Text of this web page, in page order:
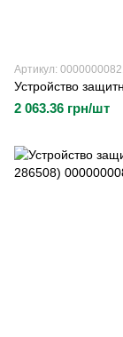
Артикул:
Устройство
2 063.36 грн/шт